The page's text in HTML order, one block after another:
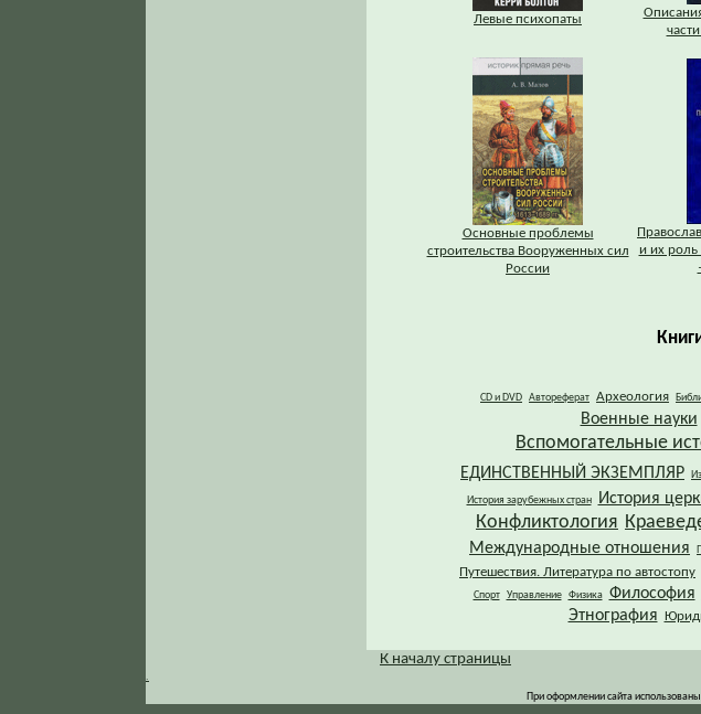
Левые психопаты
Основные проблемы
строительства Вооруженных сил
России
и их роль
CD и DVD Автореферат Археология
Военные науки
Вспомогательные
ЕДИНСТВЕННЫЙ ЭКЗЕМПЛЯР
История зарубежных стран История
Конфликтология
Международные отношения
Путешествия. Литература по автостопу
Спорт Управление Физика Философия
Этнография
.
К началу страницы
При оформлении сайта